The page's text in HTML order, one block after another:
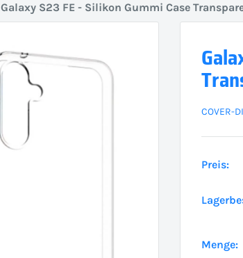
Galaxy S23 FE - Silikon Gummi Case
COVER-
Preis:
Menge: